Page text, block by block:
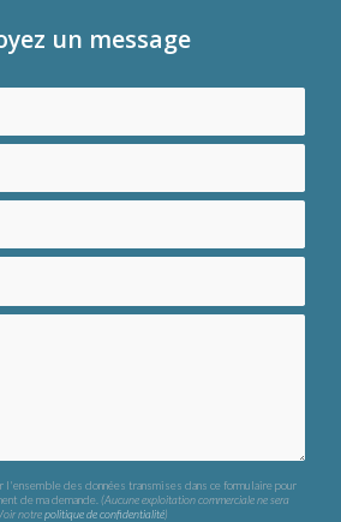
un message
l'ensemble des données transmises dans ce formulaire pour
de ma demande.(Aucune exploitation commerciale ne sera
notrepolitique de confidentialité)